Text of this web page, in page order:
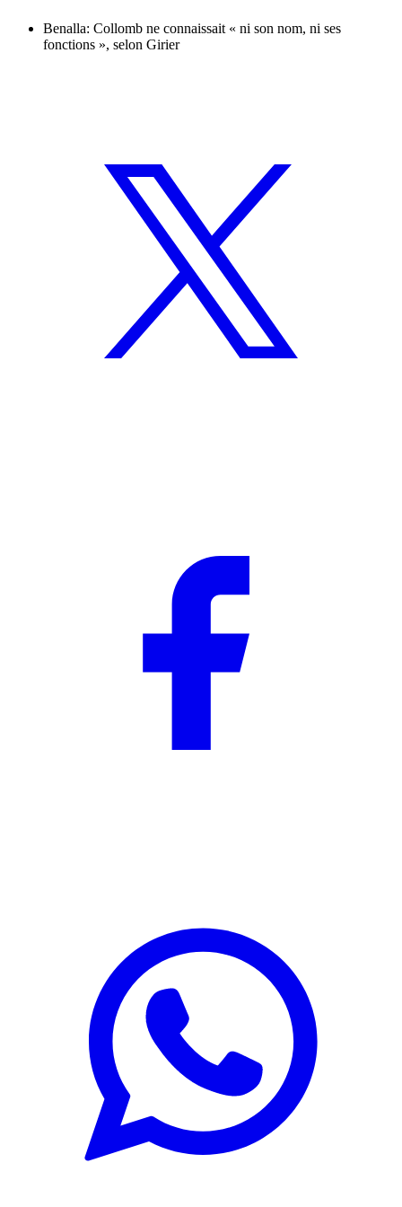
Benalla: Collomb ne connaissait « ni son nom, ni ses
fonctions », selon Girier